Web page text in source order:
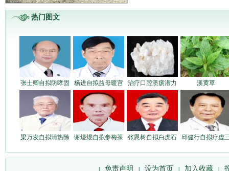
热门图文
张士卿自拟防哮固 杨进自拟益母暖宫 治疗口腔溃疡潜力 溪黄草
梁万发自拟清热除 谢煜焜自拟参梅茶 张恩树自拟白虎石 邱健行自拟疗虚
| 免责声明 | 设为首页 | 加入收藏 |